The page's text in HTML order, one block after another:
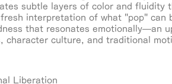
subtle layers of color and
interpretation of what "pop"
that resonates emotionally—an
character culture, and traditional
Liberation